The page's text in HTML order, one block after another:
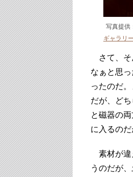
写真提供
ギャラリ
さて、そ
なぁと思
ったのだ
だが、ど
と磁器の
に入るの
素材が違
うのだが